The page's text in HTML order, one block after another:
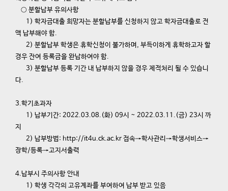
○ 분할납부 유의사항
1) 학자금대출 희망자는 분할납부를 신청하지 않고 학자금대출로 전
액 납부해야 함.
2) 분할납부 학생은 휴학신청이 불가하며, 부득이하게 휴학하고자 할
경우 잔여 등록금을 완납하여야 함.
3) 분할납부 등록 기간 내 납부하지 않을 경우 제적처리 될 수 있습니
다.
3.학기초과자
1) 납부기간: 2022.03.08.(화) 09시 ~ 2022.03.11.(금) 23시 까
지
2) 납부방법: http://it4u.ck.ac.kr 접속→학사관리→학생서비스→
장학/등록→고지서출력
4.납부시 주의사항 안내
1) 학생 각각의 고유계좌를 부여하여 납부 받고 있음